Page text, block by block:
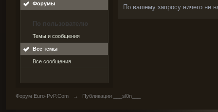
Форумы
По пользователю
Темы и сообщения
Все темы
Все сообщения
По вашему запросу ничего не
Форум Euro-PvP.Com → Публикации ___sl0n___